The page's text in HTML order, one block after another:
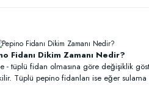
Fidanı Dikim Zamanı Nedir?
- tüplü fidan olmasına göre değişiklik
Tüplü pepino fidanları ise eğer sulama